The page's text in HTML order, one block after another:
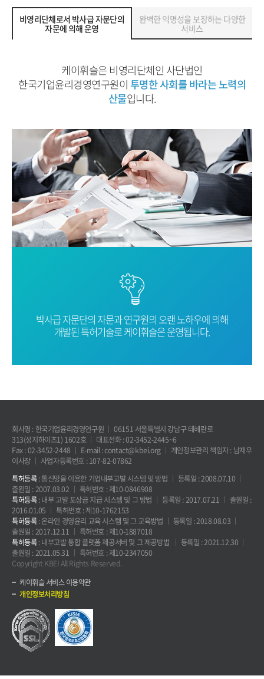
비영리단체로서 박사급 자문단의
자문에 의해 운영
완벽한 익명성을 보장하는 다양한
서비스
케이휘슬은 비영리단체인 사단법인
한국기업윤리경영연구원이투명한 사회를 바라는 노력의
산물입니다.
박사급 자문단의 자문과 연구원의 오랜노하우에 의해
개발된 특허기술로케이휘슬은 운영됩니다.
회사명 : 한국기업윤리경영연구원
06151 서울특별시 강남구 테헤란로
313(성지하이츠1) 1602호
대표전화 : 02-3452-2445~6
Fax : 02-3452-2448
E-mail : contact@kbei.org
개인정보관리 책임자 : 남재우
이사장
사업자등록번호 : 107-82-07862
특허등록: 통신망을 이용한 기업내부고발 시스템 및 방법
등록일 : 2008.07.10
출원일 : 2007.03.02
특허번호 : 제10-0846908
특허등록: 내부 고발 포상금 지급 시스템 및 그 방법 등록일 : 2017.07.21
출원일 :
2016.01.05
특허번호 : 제10-1762153
특허등록: 온라인 경영윤리 교육 시스템 및 그 교육방법
등록일 : 2018.08.03
출원일 : 2017.12.11
특허번호 : 제10-1887018
특허등록: 내부고발 통합 플랫폼 제공서버 및 그 제공방법
등록일 : 2021.12.30
출원일 : 2021.05.31
특허번호 : 제10-2347050
Copyright KBEI All Rights Reserved.
케이휘슬 서비스 이용약관
개인정보처리방침